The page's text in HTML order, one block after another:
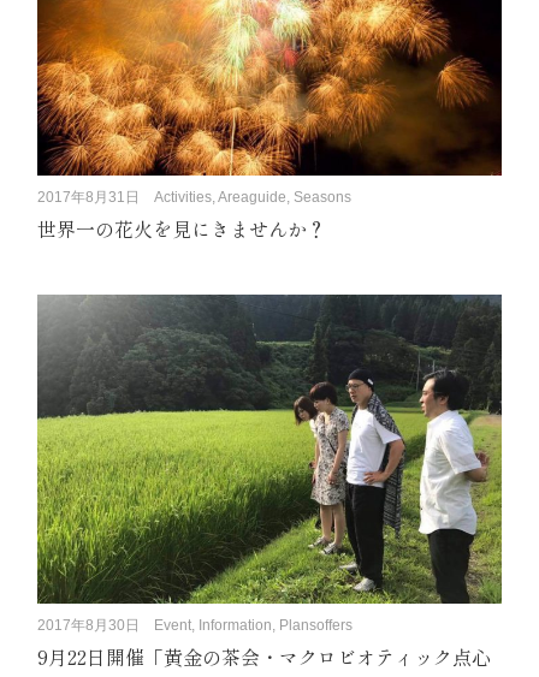
2017年8月31日 Activities, Areaguide, Seasons
世界一の花火を見にきませんか？
2017年8月30日 Event, Information, Plansoffers
9月22日開催「黄金の茶会・マクロビオティック点心